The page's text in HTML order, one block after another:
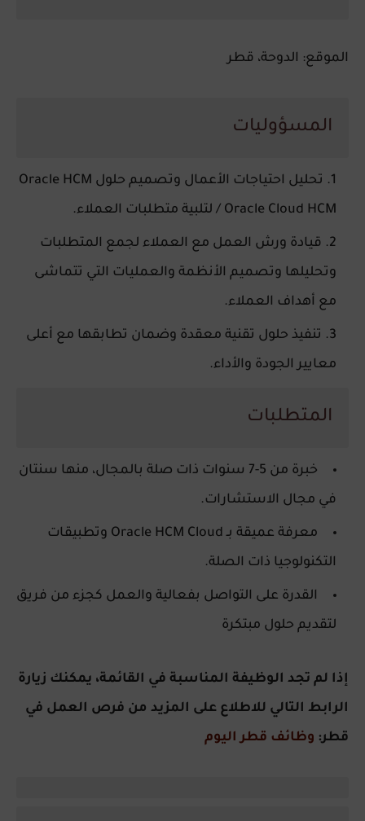
الموقع: الدوحة، قطر
المسؤوليات
تحليل احتياجات الأعمال وتصميم حلول Oracle HCM
/ Oracle Cloud HCM لتلبية متطلبات العملاء.
قيادة ورش العمل مع العملاء لجمع المتطلبات
وتحليلها وتصميم الأنظمة والعمليات التي تتماشى
مع أهداف العملاء.
تنفيذ حلول تقنية معقدة وضمان تطابقها مع أعلى
معايير الجودة والأداء.
المتطلبات
خبرة من 5-7 سنوات ذات صلة بالمجال، منها سنتان
في مجال الاستشارات.
معرفة عميقة بـ Oracle HCM Cloud وتطبيقات
التكنولوجيا ذات الصلة.
القدرة على التواصل بفعالية والعمل كجزء من فريق
لتقديم حلول مبتكرة
إذا لم تجد الوظيفة المناسبة في القائمة، يمكنك زيارة
الرابط التالي للاطلاع على المزيد من فرص العمل في
قطر: وظائف قطر اليوم